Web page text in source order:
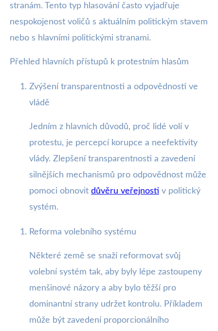
stranám. Tento typ hlasování často vyjadřuje
nespokojenost voličů s aktuálním politickým stavem
nebo s hlavními politickými stranami.
Přehled hlavních přístupů k protestním hlasům
Zvýšení transparentnosti a odpovědnosti ve
vládě
Jedním z hlavních důvodů, proč lidé volí v
protestu, je percepcí korupce a neefektivity
vlády. Zlepšení transparentnosti a zavedení
silnějších mechanismů pro odpovědnost může
pomoci obnovit důvěru veřejnosti v politický
systém.
Reforma volebního systému
Některé země se snaží reformovat svůj
volební systém tak, aby byly lépe zastoupeny
menšinové názory a aby bylo těžší pro
dominantní strany udržet kontrolu. Příkladem
může být zavedení proporcionálního